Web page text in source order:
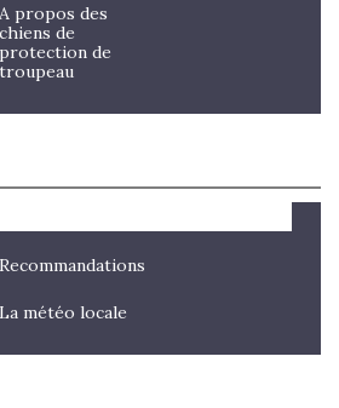
A propos des
chiens de
protection de
troupeau
Recommandations
La météo locale